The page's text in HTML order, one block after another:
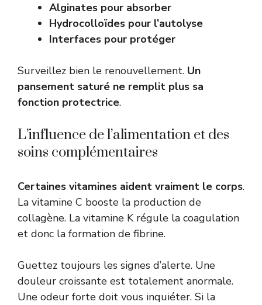
Alginates pour absorber
Hydrocolloïdes pour l’autolyse
Interfaces pour protéger
Surveillez bien le renouvellement. Un
pansement saturé ne remplit plus sa
fonction protectrice.
L’influence de l’alimentation et des
soins complémentaires
Certaines vitamines aident vraiment le corps.
La vitamine C booste la production de
collagène. La vitamine K régule la coagulation
et donc la formation de fibrine.
Guettez toujours les signes d’alerte. Une
douleur croissante est totalement anormale.
Une odeur forte doit vous inquiéter. Si la